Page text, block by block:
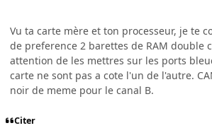
Vu ta carte mère et ton processeur, je te
de preference 2 barettes de RAM double
attention de les mettres sur les ports
carte ne sont pas a cote l'un de l'autre.
noir de meme pour le canal B.
Citer